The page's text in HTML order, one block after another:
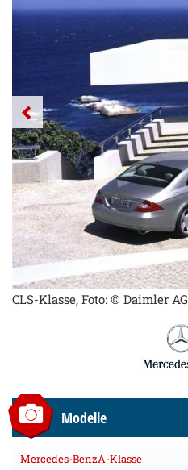
CLS-Klasse, Foto: © Daimler AG
Modelle
Mercedes-BenzA-Klasse